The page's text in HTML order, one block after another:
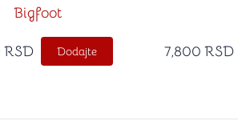
Bigfoot
RSD Dodajte 7,800 RSD